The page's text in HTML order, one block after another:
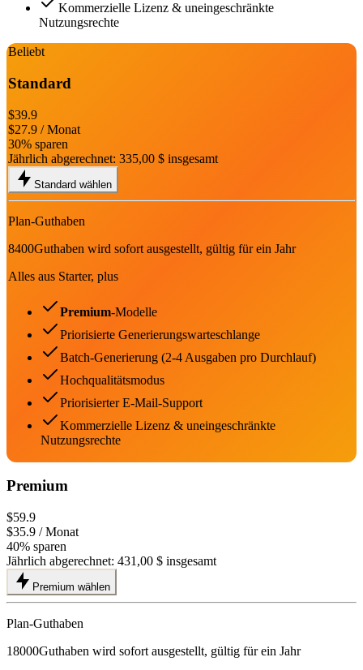
Kommerzielle Lizenz & uneingeschränkte
Nutzungsrechte
Beliebt
Standard
$39.9
$27.9 / Monat
30% sparen
Jährlich abgerechnet: 335,00 $ insgesamt
Standard wählen
Plan-Guthaben
8400Guthaben wird sofort ausgestellt, gültig für ein Jahr
Alles aus Starter, plus
Premium-Modelle
Priorisierte Generierungswarteschlange
Batch-Generierung (2-4 Ausgaben pro Durchlauf)
Hochqualitätsmodus
Priorisierter E-Mail-Support
Kommerzielle Lizenz & uneingeschränkte
Nutzungsrechte
Premium
$59.9
$35.9 / Monat
40% sparen
Jährlich abgerechnet: 431,00 $ insgesamt
Premium wählen
Plan-Guthaben
18000Guthaben wird sofort ausgestellt, gültig für ein Jahr